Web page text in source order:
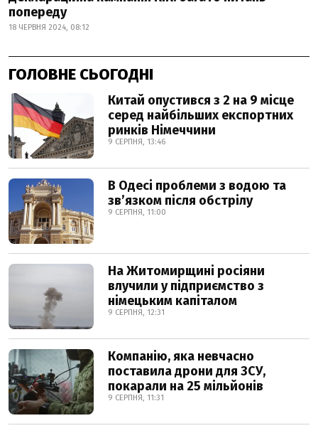
попереду
18 ЧЕРВНЯ 2024, 08:12
ГОЛОВНЕ СЬОГОДНІ
Китай опустився з 2 на 9 місце
серед найбільших експортних
ринків Німеччини
9 СЕРПНЯ, 13:46
В Одесі проблеми з водою та
звʼязком після обстрілу
9 СЕРПНЯ, 11:00
На Житомирщині росіяни
влучили у підприємство з
німецьким капіталом
9 СЕРПНЯ, 12:31
Компанію, яка невчасно
поставила дрони для ЗСУ,
покарали на 25 мільйонів
9 СЕРПНЯ, 11:31